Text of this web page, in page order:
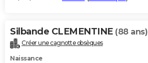
Silbande CLEMENTINE (88 ans)
Créer une cagnotte obsèques
Naissance